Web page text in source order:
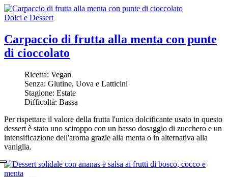
Dolci e Dessert
Carpaccio di frutta alla menta con punte
di cioccolato
Ricetta: Vegan
Senza: Glutine, Uova e Latticini
Stagione: Estate
Difficoltà: Bassa
Per rispettare il valore della frutta l'unico dolcificante usato in questo
dessert è stato uno sciroppo con un basso dosaggio di zucchero e un
intensificazione dell'aroma grazie alla menta o in alternativa alla
vaniglia.